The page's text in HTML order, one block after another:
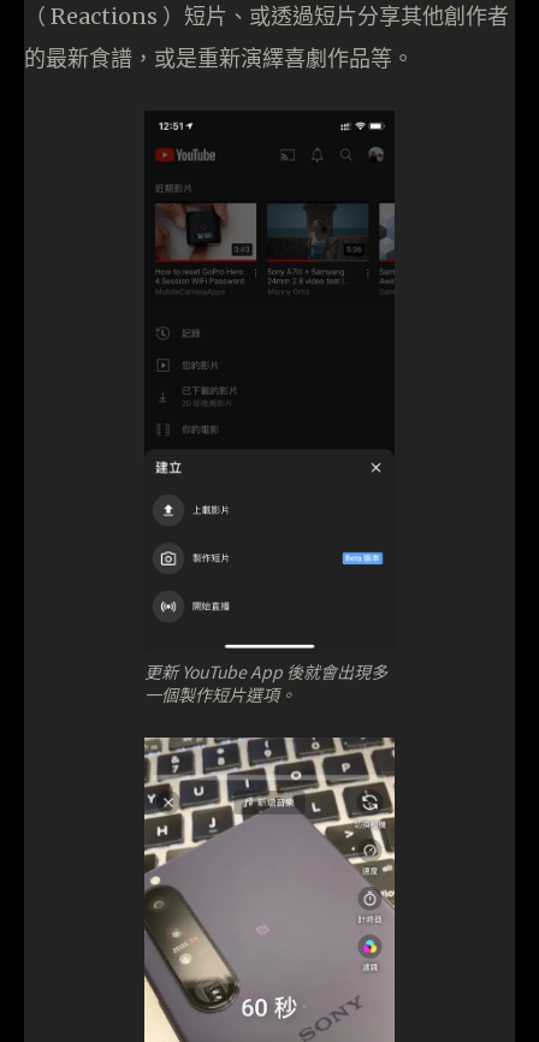
（ Reactions ）短片、或透過短片分享其他創作者
的最新食譜，或是重新演繹喜劇作品等。
更新 YouTube App 後就會出現多
一個製作短片選項。